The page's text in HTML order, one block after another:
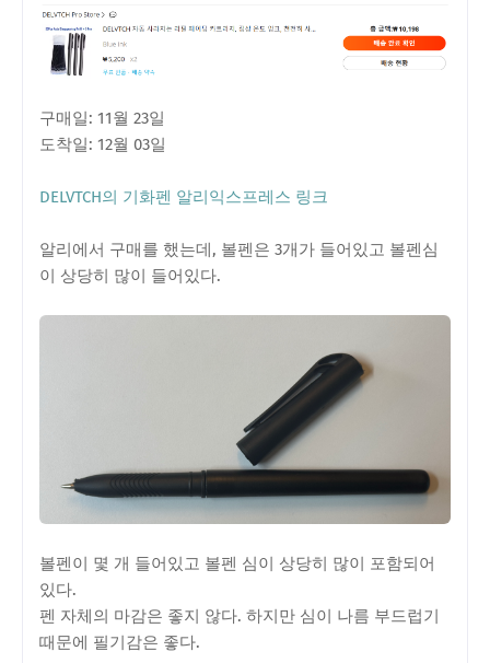
구매일: 11월 23일
도착일: 12월 03일
DELVTCH의 기화펜 알리익스프레스 링크
알리에서 구매를 했는데, 볼펜은 3개가 들어있고 볼펜심
이 상당히 많이 들어있다.
볼펜이 몇 개 들어있고 볼펜 심이 상당히 많이 포함되어
있다.
펜 자체의 마감은 좋지 않다. 하지만 심이 나름 부드럽기
때문에 필기감은 좋다.